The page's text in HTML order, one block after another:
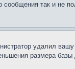
так и не
удалил
размера